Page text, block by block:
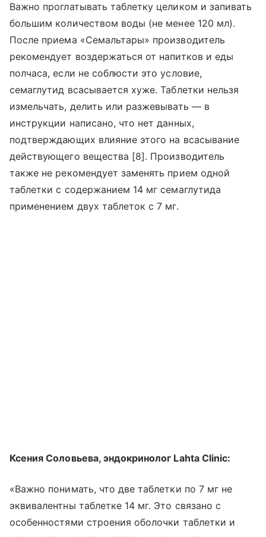
Важно проглатывать таблетку целиком и запивать
большим количеством воды (не менее 120 мл).
После приема «Семальтары» производитель
рекомендует воздержаться от напитков и еды
полчаса, если не соблюсти это условие,
семаглутид всасывается хуже. Таблетки нельзя
измельчать, делить или разжевывать — в
инструкции написано, что нет данных,
подтверждающих влияние этого на всасывание
действующего вещества [8]. Производитель
также не рекомендует заменять прием одной
таблетки с содержанием 14 мг семаглутида
применением двух таблеток с 7 мг.
Ксения Соловьева, эндокринолог Lahta Clinic:
«Важно понимать, что две таблетки по 7 мг не
эквивалентны таблетке 14 мг. Это связано с
особенностями строения оболочки таблетки и